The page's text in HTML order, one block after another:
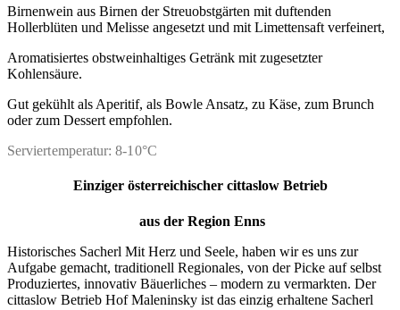
Birnenwein aus Birnen der Streuobstgärten mit duftenden
Hollerblüten und Melisse angesetzt und mit Limettensaft verfeinert,
Aromatisiertes obstweinhaltiges Getränk mit zugesetzter
Kohlensäure.
Gut gekühlt als Aperitif, als Bowle Ansatz, zu Käse, zum Brunch
oder zum Dessert empfohlen.
Serviertemperatur: 8-10°C
Einziger österreichischer cittaslow Betrieb
aus der Region Enns
Historisches Sacherl Mit Herz und Seele, haben wir es uns zur
Aufgabe gemacht, traditionell Regionales, von der Picke auf selbst
Produziertes, innovativ Bäuerliches – modern zu vermarkten. Der
cittaslow Betrieb Hof Maleninsky ist das einzig erhaltene Sacherl